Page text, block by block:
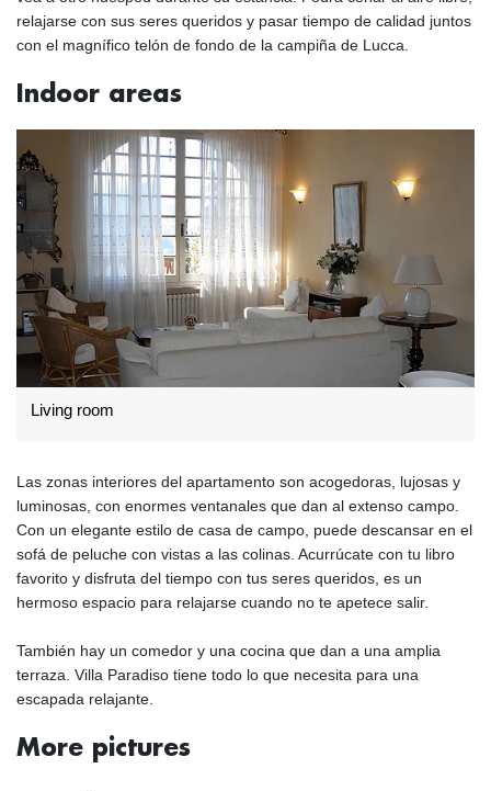
relajarse con sus seres queridos y pasar tiempo de calidad juntos
con el magnífico telón de fondo de la campiña de Lucca.
Indoor areas
Living room
Las zonas interiores del apartamento son acogedoras, lujosas y
luminosas, con enormes ventanales que dan al extenso campo.
Con un elegante estilo de casa de campo, puede descansar en el
sofá de peluche con vistas a las colinas. Acurrúcate con tu libro
favorito y disfruta del tiempo con tus seres queridos, es un
hermoso espacio para relajarse cuando no te apetece salir.
También hay un comedor y una cocina que dan a una amplia
terraza. Villa Paradiso tiene todo lo que necesita para una
escapada relajante.
More pictures